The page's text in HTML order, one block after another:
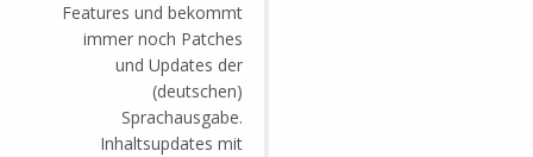
Features und bekommt
immer noch Patches
und Updates der
(deutschen)
Sprachausgabe.
Inhaltsupdates mit